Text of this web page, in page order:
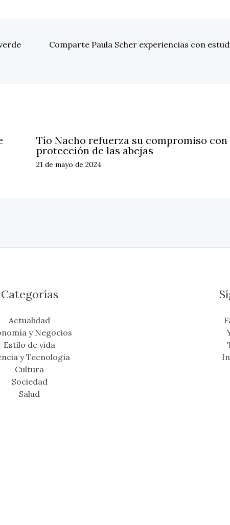
Comparte Paula Scher experiencias con
Tío Nacho refuerza su compromiso con
protección de las abejas
21 de mayo de 2024
Categorías
Actualidad
y Negocios
Estilo de vida
y Tecnología
Cultura
Sociedad
Salud